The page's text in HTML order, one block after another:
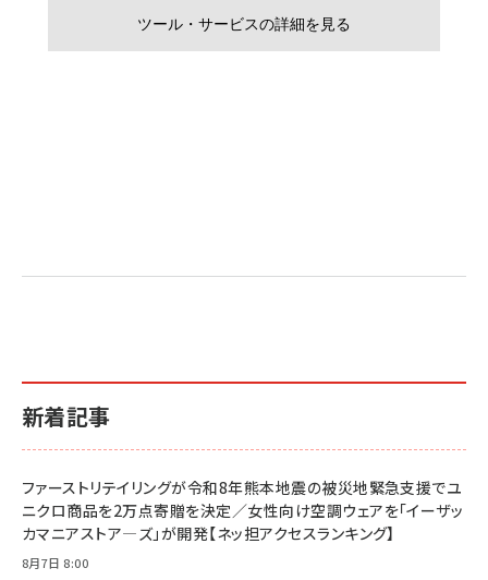
新着記事
ファーストリテイリングが令和8年熊本地震の被災地緊急支援でユ
ニクロ商品を2万点寄贈を決定／女性向け空調ウェアを「イーザッ
カマニアストア―ズ」が開発【ネッ担アクセスランキング】
8月7日 8:00